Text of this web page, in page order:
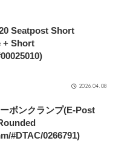
Seatpost Short
+ Short
2026.04.08
ボンクランプ(E-Post
#DTAC/0266791)